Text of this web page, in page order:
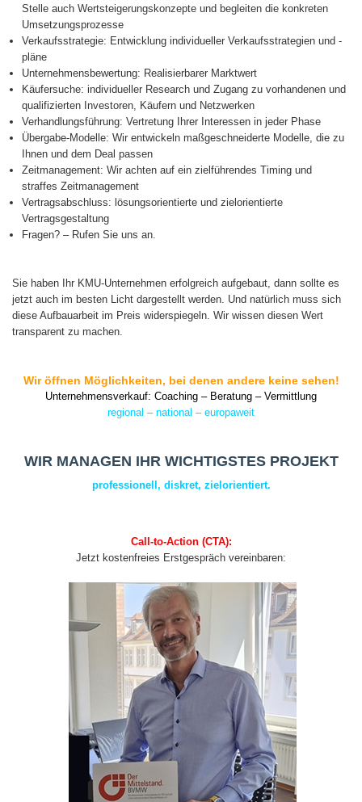
Stelle auch Wertsteigerungskonzepte und begleiten die konkreten
Umsetzungsprozesse
Verkaufsstrategie: Entwicklung individueller Verkaufsstrategien und -
pläne
Unternehmensbewertung: Realisierbarer Marktwert
Käufersuche: individueller Research und Zugang zu vorhandenen und
qualifizierten Investoren, Käufern und Netzwerken
Verhandlungsführung: Vertretung Ihrer Interessen in jeder Phase
Übergabe-Modelle: Wir entwickeln maßgeschneiderte Modelle, die zu
Ihnen und dem Deal passen
Zeitmanagement: Wir achten auf ein zielführendes Timing und
straffes Zeitmanagement
Vertragsabschluss: lösungsorientierte und zielorientierte
Vertragsgestaltung
Fragen? – Rufen Sie uns an.
Sie haben Ihr KMU-Unternehmen erfolgreich aufgebaut, dann sollte es
jetzt auch im besten Licht dargestellt werden. Und natürlich muss sich
diese Aufbauarbeit im Preis widerspiegeln. Wir wissen diesen Wert
transparent zu machen.
Wir öffnen Möglichkeiten, bei denen andere keine sehen!
Unternehmensverkauf: Coaching – Beratung – Vermittlung
regional – national – europaweit
WIR MANAGEN IHR WICHTIGSTES PROJEKT
professionell, diskret, zielorientiert.
Call-to-Action (CTA):
Jetzt kostenfreies Erstgespräch vereinbaren: